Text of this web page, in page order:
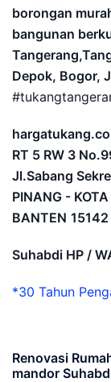
borongan
bangunan
Depok, Bogor,
RT 5 RW 3
Jl.Sabang
PINANG -
BANTEN 15142
Suhabdi HP /
*30 Tahun
Renovasi
mandor